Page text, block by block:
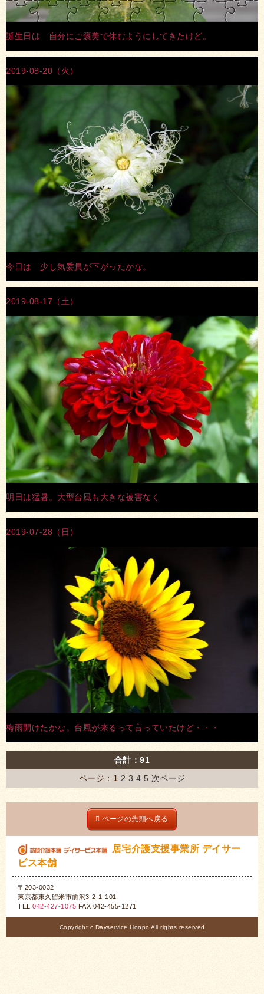
誕生日は 自分にご褒美で休むようにしてきたけど。
2019-08-20（火）
今日は 少し気委員が下がったかな。
2019-08-17（土）
明日は猛暑。大型台風も大きな被害なく
2019-07-28（日）
梅雨開けたかな。台風が来るって言っていたけど・・・
合計：91
ページ： 1 2 3 4 5 次ページ
ページの先頭へ戻る
居宅介護支援事業所 デイサー
ビス本舗
〒203-0032
東京都東久留米市前沢3-2-1-101
TEL 042-427-1075 FAX 042-455-1271
Copyright c Dayservice Honpo All rights reserved